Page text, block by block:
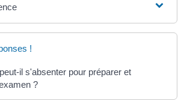
!
il s'absenter pour préparer et
?